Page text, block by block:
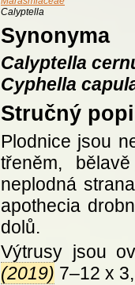
Calyptella
Synonyma
Calyptella
Cyphella
Stručný
Plodnice jsou
třeněm,
neplodná
apothecia
dolů.
Výtrusy jsou
(2019) 7–12 x